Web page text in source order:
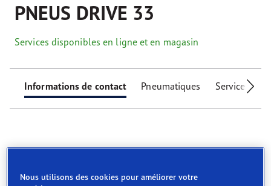
PNEUS DRIVE 33
Services disponibles en ligne et en magasin
Informations de contact Pneumatiques Services
Find your tyres
Nous utilisons des cookies pour améliorer votre